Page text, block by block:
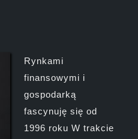
Rynkami
finansowymi i
gospodarką
fascynuję się od
1996 roku W trakcie